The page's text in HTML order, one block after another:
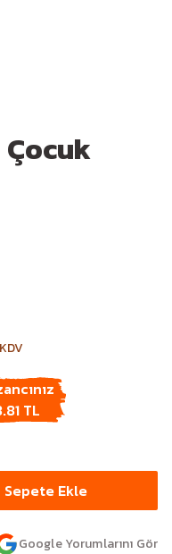
TL
Sepete Ekle
Google Yorumlarını Gör